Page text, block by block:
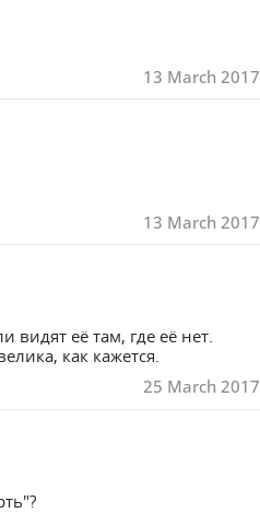
13 March 2017
13 March 2017
видят её там, где её нет.
как кажется.
25 March 2017